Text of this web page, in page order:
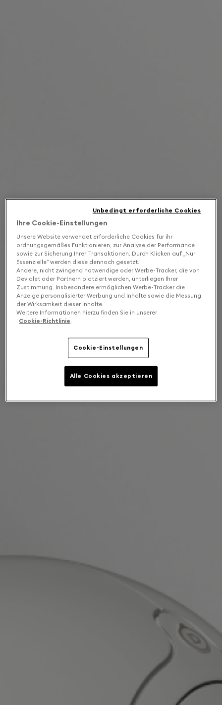
Ihre Cookie-Einstellungen
Unsere Website verwendet erforderliche Cookies für ihr
ordnungsgemäßes Funktionieren, zur Analyse der Performance
sowie zur Sicherung Ihrer Transaktionen. Durch Klicken auf „Nur
Essenzielle“ werden diese dennoch gesetzt.
Andere, nicht zwingend notwendige oder Werbe-Tracker, die von
Devialet oder Partnern platziert werden, unterliegen Ihrer
Zustimmung. Insbesondere ermöglichen Werbe-Tracker die
Anzeige personalisierter Werbung und Inhalte sowie die Messung
der Wirksamkeit dieser Inhalte.
Weitere Informationen hierzu finden Sie in unserer
Cookie-Richtlinie.
Cookie-Einstellungen
Unbedingt erforderliche Cookies
Alle Cookies akzeptieren